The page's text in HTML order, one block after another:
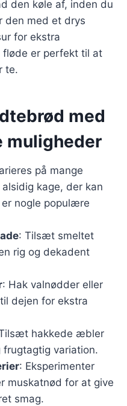
den køle af, inden du
den med et drys
for ekstra
fløde er perfekt til at
te.
med
muligheder
på mange
kage, der kan
nogle populære
: Tilsæt smeltet
rig og dekadent
: Hak valnødder eller
dejen for ekstra
hakkede æbler
variation.
: Eksperimenter
muskatnød for at give
smag.